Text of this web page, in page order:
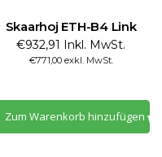
Skaarhoj ETH-B4 Link
€932,91 Inkl. MwSt.
€771,00 exkl. MwSt.
Zum Warenkorb hinzufügen